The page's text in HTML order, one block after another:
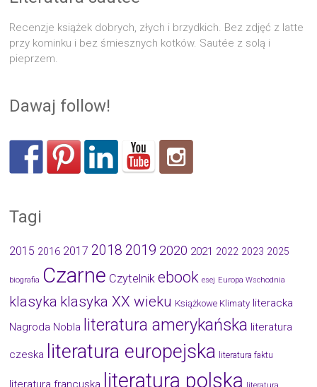
Recenzje książek dobrych, złych i brzydkich. Bez zdjęć z latte
przy kominku i bez śmiesznych kotków. Sautée z solą i
pieprzem.
Dawaj follow!
Tagi
2015 2016 2017 2018 2019 2020 2021 2022 2023 2025
biografia Czarne Czytelnik ebook esej Europa Wschodnia
klasyka klasyka XX wieku Książkowe Klimaty literacka
Nagroda Nobla
literatura amerykańska literatura
czeska literatura europejska literatura faktu
literatura francuska literatura polska